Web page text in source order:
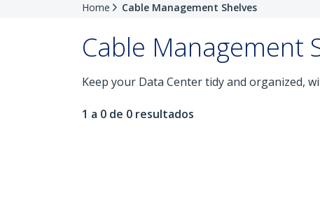
Home Cable Management Shelves
Cable Management
Keep your Data Center tidy and organized,
1 a 0 de 0 resultados